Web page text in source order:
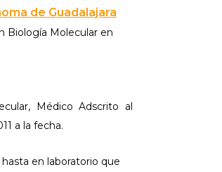
de Guadalajara
Biología Molecular en
Médico Adscrito al
a la fecha.
en laboratorio que